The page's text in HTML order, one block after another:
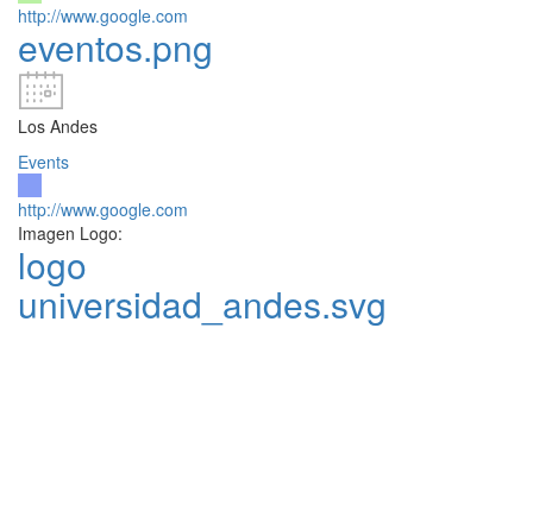
http://www.google.com
eventos.png
Los Andes
Events
http://www.google.com
Imagen Logo:
logo
universidad_andes.svg